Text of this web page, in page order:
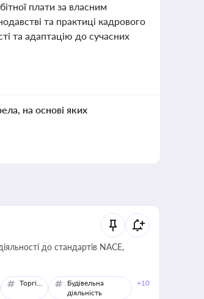
плати за власним
та практиці кадрового
та адаптацію до сучасних
на основі яких
до стандартів NACE,
Торгівля
Будівельна
діяльність
+10